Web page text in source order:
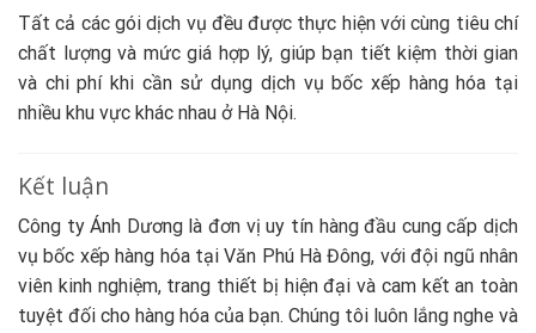
Tất cả các gói dịch vụ đều được thực hiện với cùng tiêu chí
chất lượng và mức giá hợp lý, giúp bạn tiết kiệm thời gian
và chi phí khi cần sử dụng dịch vụ bốc xếp hàng hóa tại
nhiều khu vực khác nhau ở Hà Nội.
Kết luận
Công ty Ánh Dương là đơn vị uy tín hàng đầu cung cấp dịch
vụ bốc xếp hàng hóa tại Văn Phú Hà Đông, với đội ngũ nhân
viên kinh nghiệm, trang thiết bị hiện đại và cam kết an toàn
tuyệt đối cho hàng hóa của bạn. Chúng tôi luôn lắng nghe và